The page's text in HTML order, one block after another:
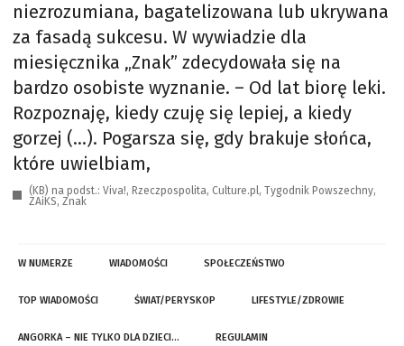
niezrozumiana, bagatelizowana lub ukrywana
za fasadą sukcesu. W wywiadzie dla
miesięcznika „Znak” zdecydowała się na
bardzo osobiste wyznanie. – Od lat biorę leki.
Rozpoznaję, kiedy czuję się lepiej, a kiedy
gorzej (…). Pogarsza się, gdy brakuje słońca,
które uwielbiam,
(KB) na podst.: Viva!, Rzeczpospolita, Culture.pl, Tygodnik Powszechny,
ZAiKS, Znak
W NUMERZE WIADOMOŚCI SPOŁECZEŃSTWO
TOP WIADOMOŚCI ŚWIAT/PERYSKOP LIFESTYLE/ZDROWIE
ANGORKA – NIE TYLKO DLA DZIECI… REGULAMIN